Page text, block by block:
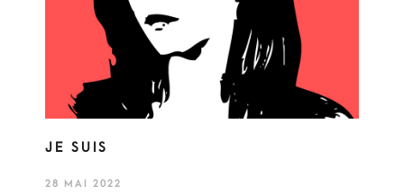
JE SUIS
28 MAI 2022